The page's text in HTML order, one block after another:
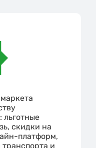
льготные
скидки на
платформ,
и